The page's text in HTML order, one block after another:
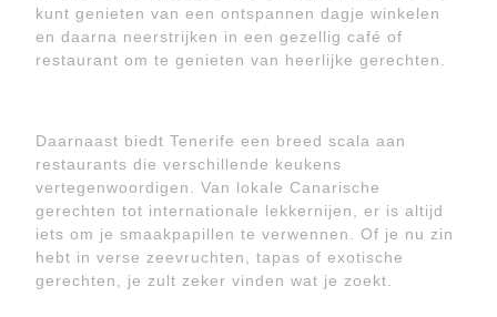
kunt genieten van een ontspannen dagje winkelen
en daarna neerstrijken in een gezellig café of
restaurant om te genieten van heerlijke gerechten.
Daarnaast biedt Tenerife een breed scala aan
restaurants die verschillende keukens
vertegenwoordigen. Van lokale Canarische
gerechten tot internationale lekkernijen, er is altijd
iets om je smaakpapillen te verwennen. Of je nu zin
hebt in verse zeevruchten, tapas of exotische
gerechten, je zult zeker vinden wat je zoekt.